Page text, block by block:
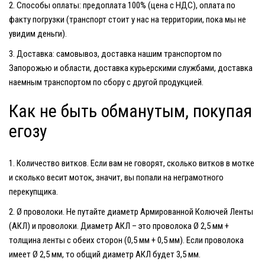
Способы оплаты: предоплата 100% (цена с НДС), оплата по
факту погрузки (транспорт стоит у нас на территории, пока мы не
увидим деньги).
Доставка: самовывоз, доставка нашим транспортом по
Запорожью и области, доставка курьерскими службами, доставка
наемным транспортом по сбору с другой продукцией.
Как не быть обманутым, покупая
егозу
Количество витков. Если вам не говорят, сколько витков в мотке
и сколько весит моток, значит, вы попали на неграмотного
перекупщика.
Ø проволоки. Не путайте диаметр Армированной Колючей Ленты
(АКЛ) и проволоки. Диаметр АКЛ – это проволока Ø 2,5 мм +
толщина ленты с обеих сторон (0,5 мм + 0,5 мм). Если проволока
имеет Ø 2,5 мм, то общий диаметр АКЛ будет 3,5 мм.